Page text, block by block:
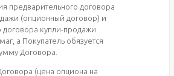
предварительного договора
(опционный договор) и
договора купли-продажи
а Покупатель обязуется
Договора.
(цена опциона на